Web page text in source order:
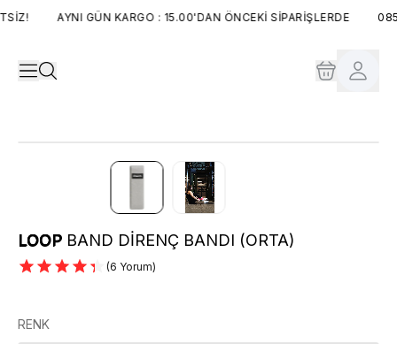
AYNI GÜN KARGO : 15.00'DAN ÖNCEKİ SİPARİŞLERDE
LOOP BAND DİRENÇ BANDI (ORTA)
(6 Yorum)
RENK